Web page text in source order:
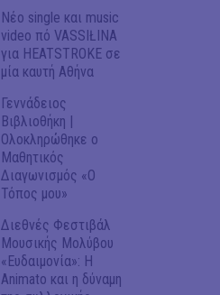
Νέο single και music
video πό VASSIŁINA
για HEATSTROKE σε
μία καυτή Αθήνα
Γεννάδειος
Βιβλιοθήκη |
Ολοκληρώθηκε ο
Μαθητικός
Διαγωνισμός «Ο
Τόπος μου»
Διεθνές Φεστιβάλ
Μουσικής Μολύβου
«Ευδαιμονία»: Η
Animato και η δύναμη